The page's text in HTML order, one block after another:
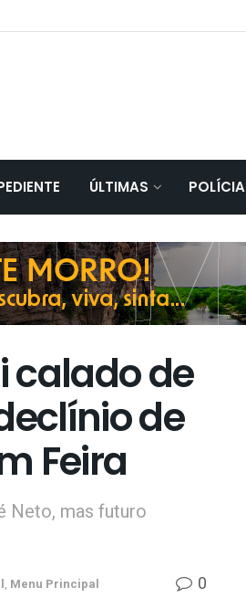
ÚLTIMAS POLÍCIA
calado de
de
Feira
Neto, mas futuro
, Menu Principal 0